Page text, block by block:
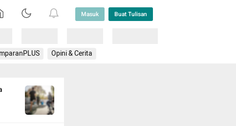
Masuk Buat Tulisan
Opini & Cerita